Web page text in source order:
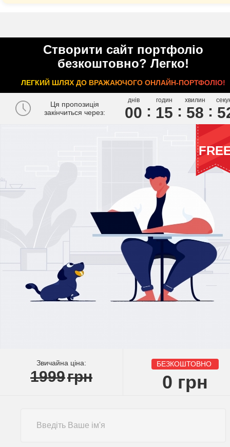
Створити сайт портфоліо
безкоштовно? Легко!
ЛЕГКИЙ ШЛЯХ ДО ВРАЖАЮЧОГО ОНЛАЙН-ПОРТФОЛІО!
Ця пропозиція
закінчиться через:
днів
00
годин
15
хвилин
58 5
Звичайна ціна:
1999грн
БЕЗКОШТОВНО
0 грн